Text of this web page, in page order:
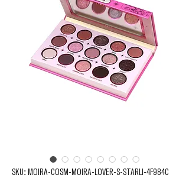
SKU: MOIRA-COSM-MOIRA-LOVER-S-STARLI-4F984C